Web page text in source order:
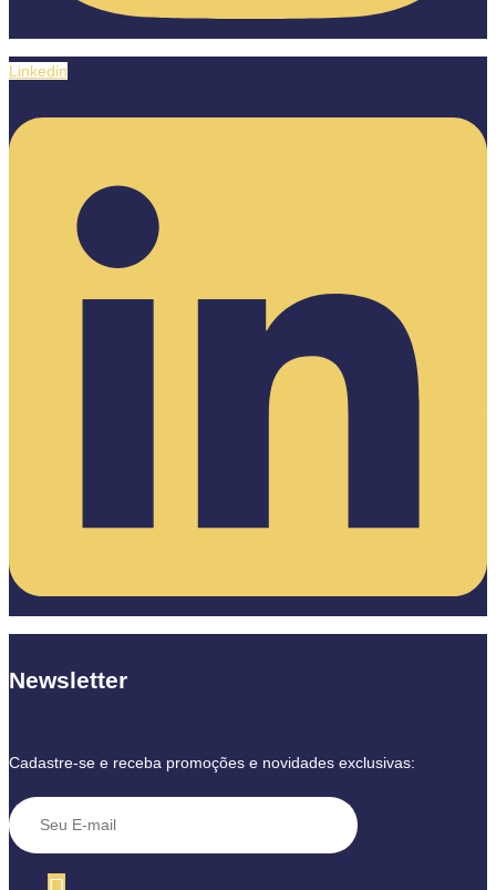
Linkedin
Newsletter
Cadastre-se e receba promoções e novidades exclusivas: